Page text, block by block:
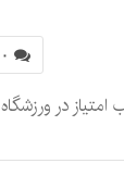
۰
در ورزشگاه